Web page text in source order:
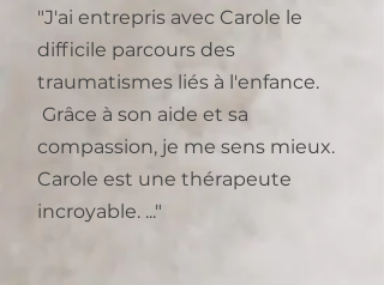
"J'ai entrepris avec Carole le
difficile parcours des
traumatismes liés à l'enfance.
Grâce à son aide et sa
compassion, je me sens mieux.
Carole est une thérapeute
incroyable. ..."